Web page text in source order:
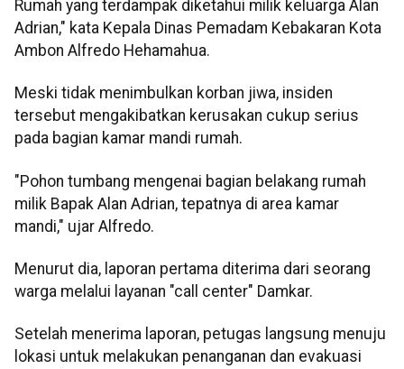
Rumah yang terdampak diketahui milik keluarga Alan
Adrian," kata Kepala Dinas Pemadam Kebakaran Kota
Ambon Alfredo Hehamahua.
Meski tidak menimbulkan korban jiwa, insiden
tersebut mengakibatkan kerusakan cukup serius
pada bagian kamar mandi rumah.
"Pohon tumbang mengenai bagian belakang rumah
milik Bapak Alan Adrian, tepatnya di area kamar
mandi," ujar Alfredo.
Menurut dia, laporan pertama diterima dari seorang
warga melalui layanan "call center" Damkar.
Setelah menerima laporan, petugas langsung menuju
lokasi untuk melakukan penanganan dan evakuasi